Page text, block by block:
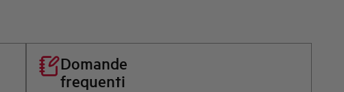
Domande
frequenti